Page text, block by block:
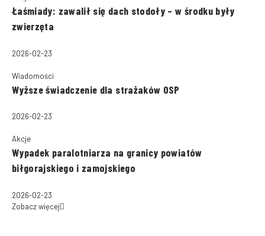
Łaśmiady: zawalił się dach stodoły – w środku były
zwierzęta
2026-02-23
Wiadomości
Wyższe świadczenie dla strażaków OSP
2026-02-23
Akcje
Wypadek paralotniarza na granicy powiatów
biłgorajskiego i zamojskiego
2026-02-23
Zobacz więcej